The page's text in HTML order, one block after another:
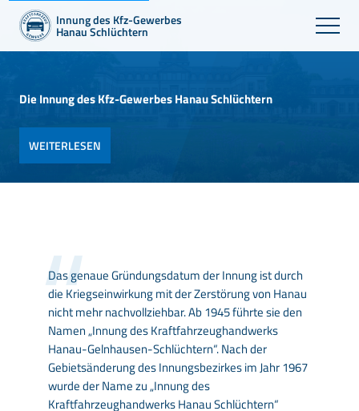
Innung des Kfz-Gewerbes
Hanau Schlüchtern
Die Innung des Kfz-Gewerbes Hanau Schlüchtern
WEITERLESEN
Das genaue Gründungsdatum der Innung ist durch
die Kriegseinwirkung mit der Zerstörung von Hanau
nicht mehr nachvollziehbar. Ab 1945 führte sie den
Namen „Innung des Kraftfahrzeughandwerks
Hanau-Gelnhausen-Schlüchtern“. Nach der
Gebietsänderung des Innungsbezirkes im Jahr 1967
wurde der Name zu „Innung des
Kraftfahrzeughandwerks Hanau Schlüchtern“